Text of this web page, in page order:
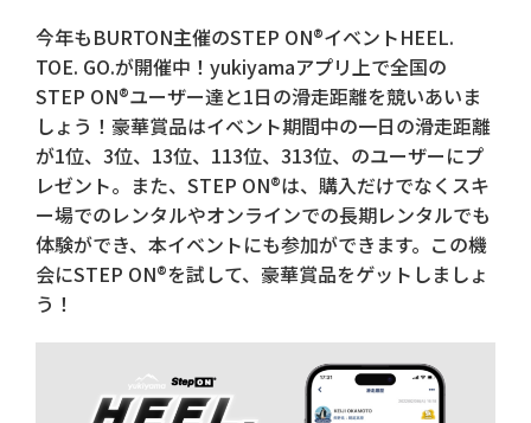
今年もBURTON主催のSTEP ON®イベントHEEL.
TOE. GO.が開催中！yukiyamaアプリ上で全国の
STEP ON®ユーザー達と1日の滑走距離を競いあいま
しょう！豪華賞品はイベント期間中の一日の滑走距離
が1位、3位、13位、113位、313位、のユーザーにプ
レゼント。また、STEP ON®は、購入だけでなくスキ
ー場でのレンタルやオンラインでの長期レンタルでも
体験ができ、本イベントにも参加ができます。この機
会にSTEP ON®を試して、豪華賞品をゲットしましょ
う！